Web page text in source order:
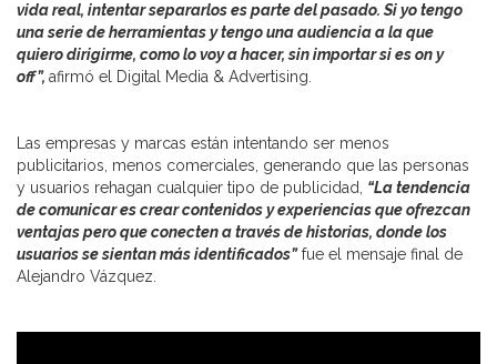
vida real, intentar separarlos es parte del pasado. Si yo tengo
una serie de herramientas y tengo una audiencia a la que
quiero dirigirme, como lo voy a hacer, sin importar si es on y
off”, afirmó el Digital Media & Advertising.
Las empresas y marcas están intentando ser menos
publicitarios, menos comerciales, generando que las personas
y usuarios rehagan cualquier tipo de publicidad, “La tendencia
de comunicar es crear contenidos y experiencias que ofrezcan
ventajas pero que conecten a través de historias, donde los
usuarios se sientan más identificados”fue el mensaje final de
Alejandro Vázquez.